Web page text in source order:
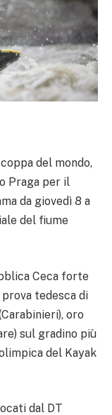
del mondo,
Praga per il
da giovedì 8 a
del fiume
Ceca forte
tedesca di
oro
sul gradino più
del Kayak
dal DT